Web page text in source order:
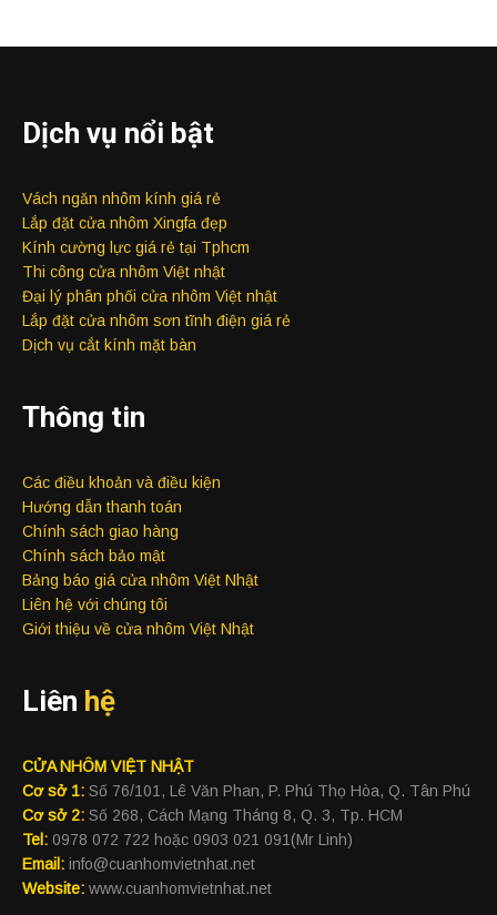
Dịch vụ nổi bật
Vách ngăn nhôm kính giá rẻ
Lắp đặt cửa nhôm Xingfa đẹp
Kính cường lực giá rẻ tại Tphcm
Thi công cửa nhôm Việt nhật
Đại lý phân phối cửa nhôm Việt nhật
Lắp đặt cửa nhôm sơn tĩnh điện giá rẻ
Dịch vụ cắt kính mặt bàn
Thông tin
Các điều khoản và điều kiện
Hướng dẫn thanh toán
Chính sách giao hàng
Chính sách bảo mật
Bảng báo giá cửa nhôm Việt Nhật
Liên hệ với chúng tôi
Giới thiệu về cửa nhôm Việt Nhật
Liên hệ
CỬA NHÔM VIỆT NHẬT
Cơ sở 1: Số 76/101, Lê Văn Phan, P. Phú Thọ Hòa, Q. Tân Phú
Cơ sở 2: Số 268, Cách Mạng Tháng 8, Q. 3, Tp. HCM
Tel: 0978 072 722 hoặc 0903 021 091(Mr Linh)
Email: info@cuanhomvietnhat.net
Website: www.cuanhomvietnhat.net